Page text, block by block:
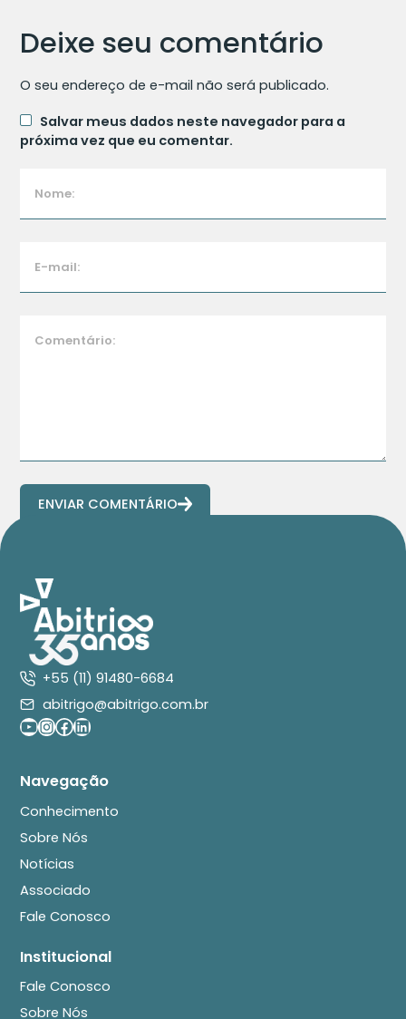
Deixe seu comentário
O seu endereço de e-mail não será publicado.
Salvar meus dados neste navegador para a
próxima vez que eu comentar.
ENVIAR COMENTÁRIO
+55 (11) 91480-6684
abitrigo@abitrigo.com.br
Youtube
Instagram
Facebook
LinkedIn
Navegação
Conhecimento
Sobre Nós
Notícias
Associado
Fale Conosco
Institucional
Fale Conosco
Sobre Nós